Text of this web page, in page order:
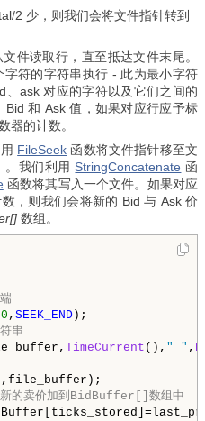
2 少，则我们会将文件指针转到
件读取行，直至抵达文件末尾。
符的字符串执行 - 此为最小字符
、ask 对应的字符以及它们之间的
和 Ask 值，如果对应行应予标
器的计数。
FileSeek 函数将文件指针移至文
。我们利用 StringConcatenate 函
函数将其写入一个文件。如果对应
，则我们会将新的 Bid 与 Ask 价
数组。
0 , SEEK_END );
串
TimeCurrent (), " " ,
的卖价加到BidBuffer[]数组中